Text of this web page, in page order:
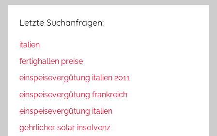
Letzte Suchanfragen:
italien
fertighallen preise
einspeisevergütung italien 2011
einspeisevergütung frankreich
einspeisevergütung italien
gehrlicher solar insolvenz